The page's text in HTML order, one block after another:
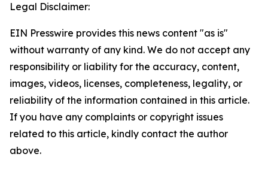
Legal Disclaimer:
EIN Presswire provides this news content "as is"
without warranty of any kind. We do not accept any
responsibility or liability for the accuracy, content,
images, videos, licenses, completeness, legality, or
reliability of the information contained in this article.
If you have any complaints or copyright issues
related to this article, kindly contact the author
above.